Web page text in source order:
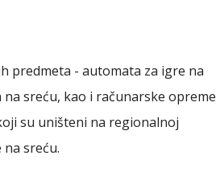
predmeta - automata za igre na
sreću, kao i računarske opreme
su uništeni na regionalnoj
sreću.